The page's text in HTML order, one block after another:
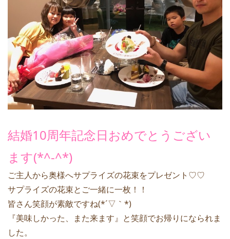
結婚10周年記念日おめでとうござい
ます(*^-^*)
ご主人から奥様へサプライズの花束をプレゼント♡♡
サプライズの花束とご一緒に一枚！！
皆さん笑顔が素敵ですね(*´▽｀*)
『美味しかった、また来ます』と笑顔でお帰りになられま
した。